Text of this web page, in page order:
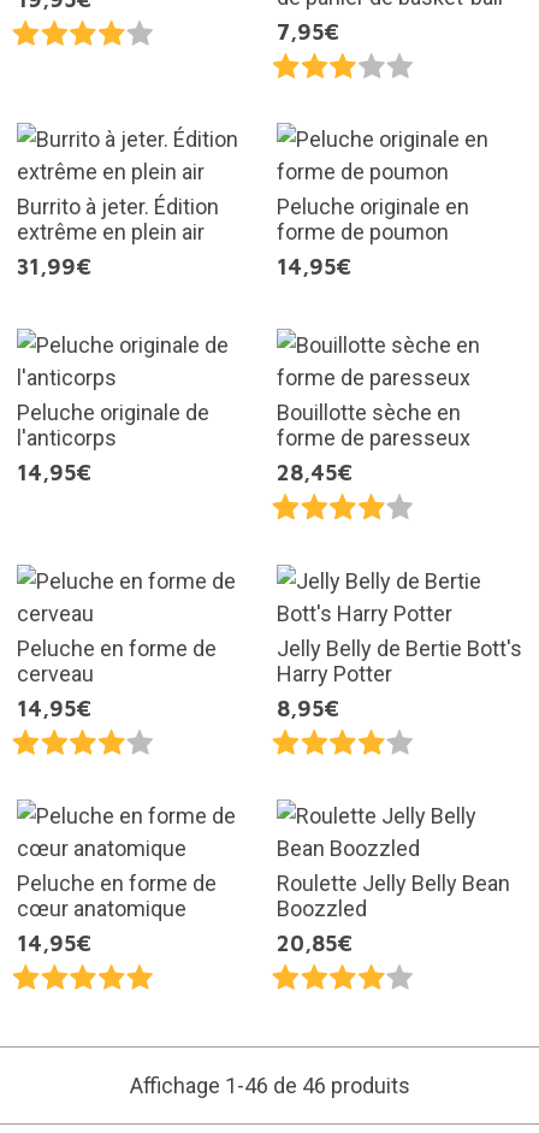
7,95€
Burrito à jeter. Édition
extrême en plein air
31,99€
Peluche originale en
forme de poumon
14,95€
Peluche originale de
l'anticorps
14,95€
Bouillotte sèche en
forme de paresseux
28,45€
Peluche en forme de
cerveau
14,95€
Jelly Belly de Bertie Bott's
Harry Potter
8,95€
Peluche en forme de
cœur anatomique
14,95€
Roulette Jelly Belly Bean
Boozzled
20,85€
Affichage 1-46 de 46 produits